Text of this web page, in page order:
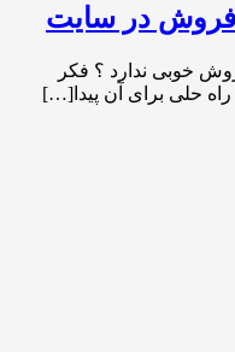
فروش در سایت
خوبی ندارد ؟ فکر
راه حلی برای آن پیدا[…]